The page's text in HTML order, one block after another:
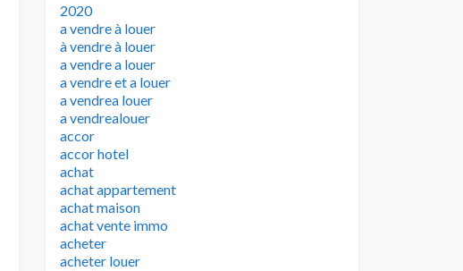
2020
a vendre à louer
à vendre à louer
a vendre a louer
a vendre et a louer
a vendrea louer
a vendrealouer
accor
accor hotel
achat
achat appartement
achat maison
achat vente immo
acheter
acheter louer